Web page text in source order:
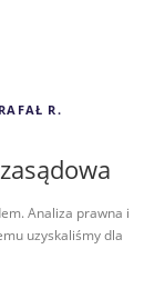
R.
Analiza prawna i
uzyskaliśmy dla